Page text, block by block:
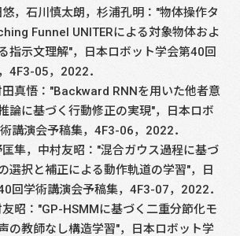
，石川慎太朗，杉浦孔明："物体操作タ
Funnel UNITERによる対象物体およ
指示文理解"，日本ロボット学会第40回
4F3-05，2022．
田真悟："Backward RNNを用いた他者意
論に基づく行動修正の実現"，日本ロボ
講演会予稿集，4F3-06，2022．
隼，中村友昭："混合ガウス過程に基づ
選択と補正による動作軌道の学習"，日
回学術講演会予稿集，4F3-07，2022．
昭："GP-HSMMに基づく二重分節化モ
の教師なし構造学習"，日本ロボット学